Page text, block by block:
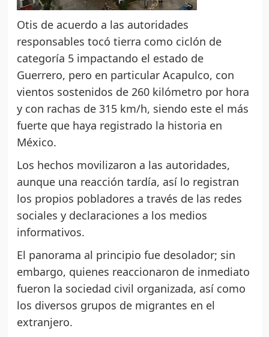
Otis de acuerdo a las autoridades
responsables tocó tierra como ciclón de
categoría 5 impactando el estado de
Guerrero, pero en particular Acapulco, con
vientos sostenidos de 260 kilómetro por hora
y con rachas de 315 km/h, siendo este el más
fuerte que haya registrado la historia en
México.
Los hechos movilizaron a las autoridades,
aunque una reacción tardía, así lo registran
los propios pobladores a través de las redes
sociales y declaraciones a los medios
informativos.
El panorama al principio fue desolador; sin
embargo, quienes reaccionaron de inmediato
fueron la sociedad civil organizada, así como
los diversos grupos de migrantes en el
extranjero.